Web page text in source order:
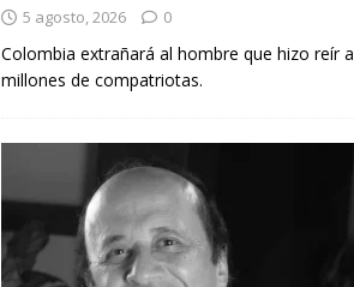
5 agosto, 2026 0
Colombia extrañará al hombre que hizo reír a
millones de compatriotas.